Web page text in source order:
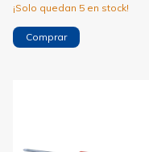
¡Solo quedan 5 en stock!